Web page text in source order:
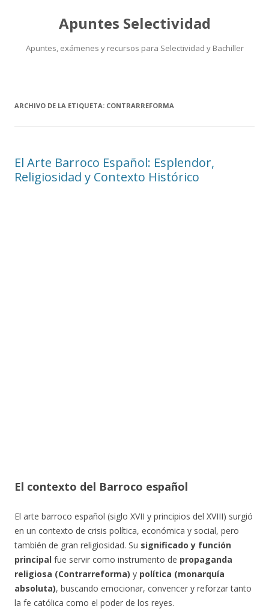
Apuntes Selectividad
Apuntes, exámenes y recursos para Selectividad y Bachiller
ARCHIVO DE LA ETIQUETA: CONTRARREFORMA
El Arte Barroco Español: Esplendor,
Religiosidad y Contexto Histórico
El contexto del Barroco español
El arte barroco español (siglo XVII y principios del XVIII) surgió
en un contexto de crisis política, económica y social, pero
también de gran religiosidad. Su significado y función
principal fue servir como instrumento de propaganda
religiosa (Contrarreforma) y política (monarquía
absoluta), buscando emocionar, convencer y reforzar tanto
la fe católica como el poder de los reyes.